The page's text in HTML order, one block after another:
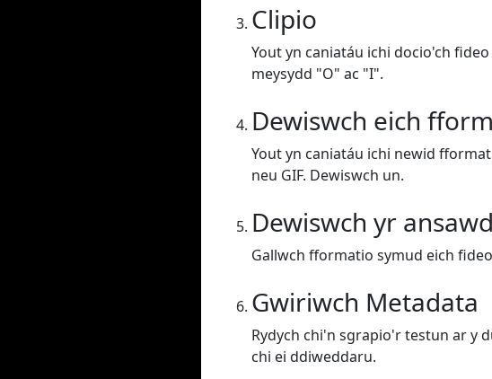
Clipio
Yout yn caniatáu ichi docio'ch
meysydd "O" ac "I".
Dewiswch eich
Yout yn caniatáu ichi newid
neu GIF. Dewiswch un.
Dewiswch yr
Gallwch fformatio symud eich
Gwiriwch Metadata
Rydych chi'n sgrapio'r testun ar y
chi ei ddiweddaru.